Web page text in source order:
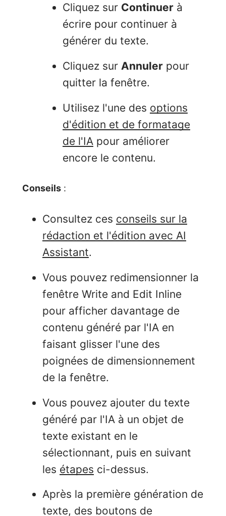
Cliquez sur Continuer à
écrire pour continuer à
générer du texte.
Cliquez sur Annuler pour
quitter la fenêtre.
Utilisez l'une des options
d'édition et de formatage
de l'IA pour améliorer
encore le contenu.
Conseils :
Consultez ces conseils sur la
rédaction et l'édition avec AI
Assistant.
Vous pouvez redimensionner la
fenêtre Write and Edit Inline
pour afficher davantage de
contenu généré par l'IA en
faisant glisser l'une des
poignées de dimensionnement
de la fenêtre.
Vous pouvez ajouter du texte
généré par l'IA à un objet de
texte existant en le
sélectionnant, puis en suivant
les étapes ci-dessus.
Après la première génération de
texte, des boutons de